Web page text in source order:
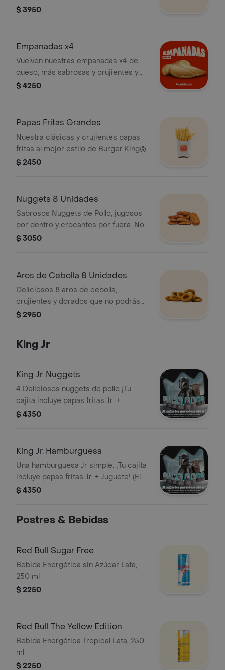
$ 3950
Empanadas x4
Vuelven nuestras empanadas x4 de
queso, más sabrosas y crujientes y
con muuuuuucho más queso.
$ 4250
Papas Fritas Grandes
Nuestra clásicas y crujientes papas
fritas al mejor estilo de Burger King®
$ 2450
Nuggets 8 Unidades
Sabrosos Nuggets de Pollo, jugosos
por dentro y crocantes por fuera. No
incluye salsas**
$ 3050
Aros de Cebolla 8 Unidades
Deliciosos 8 aros de cebolla,
crujientes y dorados que no podrás
parar de comerlos.
$ 2950
King Jr
King Jr. Nuggets
4 Deliciosos nuggets de pollo ¡Tu
cajita incluye papas fritas Jr. +
Juguete! (El juguete puede variar
$ 4350
King Jr. Hamburguesa
Una hamburguesa Jr simple. ¡Tu cajita
incluye papas fritas Jr. + Juguete! (El
juguete puede variar según la
$ 4350
Postres & Bebidas
Red Bull Sugar Free
Bebida Energética sin Azúcar Lata,
250 ml
$ 2250
Red Bull The Yellow Edition
Bebida Energética Tropical Lata, 250
ml
$ 2250